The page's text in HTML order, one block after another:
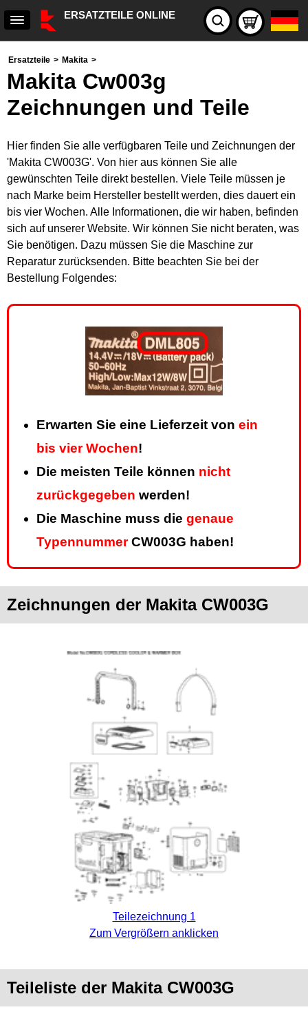
ERSATZTEILE ONLINE
Ersatzteile > Makita >
Makita Cw003g
Zeichnungen und Teile
Hier finden Sie alle verfügbaren Teile und Zeichnungen der
'Makita CW003G'. Von hier aus können Sie alle
gewünschten Teile direkt bestellen. Viele Teile müssen je
nach Marke beim Hersteller bestellt werden, dies dauert ein
bis vier Wochen. Alle Informationen, die wir haben, befinden
sich auf unserer Website. Wir können Sie nicht beraten, was
Sie benötigen. Dazu müssen Sie die Maschine zur
Reparatur zurücksenden. Bitte beachten Sie bei der
Bestellung Folgendes:
Erwarten Sie eine Lieferzeit von ein
bis vier Wochen!
Die meisten Teile können nicht
zurückgegeben werden!
Die Maschine muss die genaue
TypennummerCW003G haben!
Zeichnungen der Makita CW003G
Teilezeichnung 1
Zum Vergrößern anklicken
Teileliste der Makita CW003G